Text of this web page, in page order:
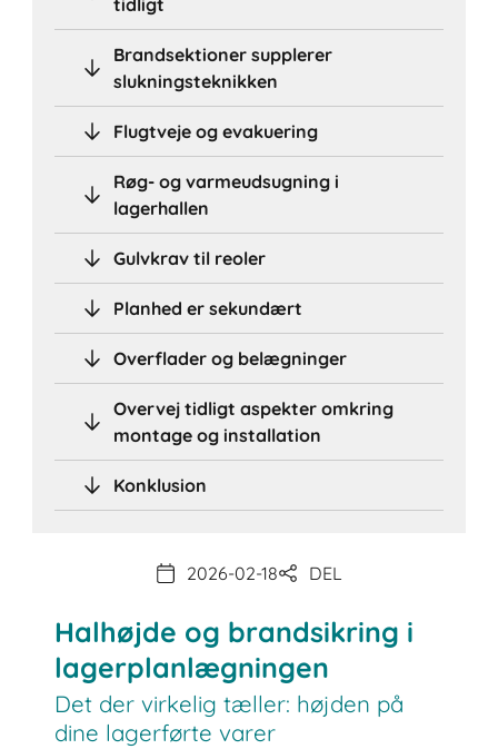
Brandsektioner supplerer
slukningsteknikken
Flugtveje og evakuering
Røg- og varmeudsugning i
lagerhallen
Gulvkrav til reoler
Planhed er sekundært
Overflader og belægninger
Overvej tidligt aspekter omkring
montage og installation
Konklusion
2026-02-18 DEL
Halhøjde og brandsikring i
lagerplanlægningen
Det der virkelig tæller: højden på
dine lagerførte varer